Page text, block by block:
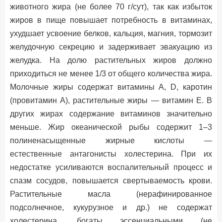
животного жира (не более 70 г/сут), так как избыток
жиров в пище повышает потребность в витаминах,
ухудшает усвоение белков, кальция, магния, тормозит
желудочную секрецию и задерживает эвакуацию из
желудка. На долю растительных жиров должно
приходиться не менее 1/3 от общего количества жира.
Молочные жиры содержат витамины А, D, каротин
(провитамин А), растительные жиры — витамин Е. В
других жирах содержание витаминов значительно
меньше. Жир океанической рыбы содержит 1–3
полиненасыщенные жирные кислоты —
естественные антагонисты холестерина. При их
недостатке усиливаются воспалительный процесс и
спазм сосудов, повышается свертываемость крови.
Растительные масла (нерафинированное
подсолнечное, кукурузное и др.) не содержат